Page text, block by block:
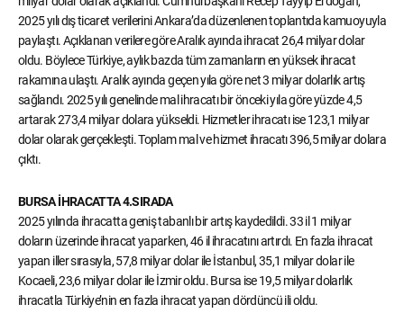
2025 yılı dış ticaret verilerini Ankara’da düzenlenen toplantıda kamuoyuyla
paylaştı. Açıklanan verilere göre Aralık ayında ihracat 26,4 milyar dolar
oldu. Böylece Türkiye, aylık bazda tüm zamanların en yüksek ihracat
rakamına ulaştı. Aralık ayında geçen yıla göre net 3 milyar dolarlık artış
sağlandı. 2025 yılı genelinde mal ihracatı bir önceki yıla göre yüzde 4,5
artarak 273,4 milyar dolara yükseldi. Hizmetler ihracatı ise 123,1 milyar
dolar olarak gerçekleşti. Toplam mal ve hizmet ihracatı 396,5 milyar dolara
çıktı.
BURSA İHRACATTA 4.SIRADA
2025 yılında ihracatta geniş tabanlı bir artış kaydedildi. 33 il 1 milyar
doların üzerinde ihracat yaparken, 46 il ihracatını artırdı. En fazla ihracat
yapan iller sırasıyla, 57,8 milyar dolar ile İstanbul, 35,1 milyar dolar ile
Kocaeli, 23,6 milyar dolar ile İzmir oldu. Bursa ise 19,5 milyar dolarlık
ihracatla Türkiye’nin en fazla ihracat yapan dördüncü ili oldu.